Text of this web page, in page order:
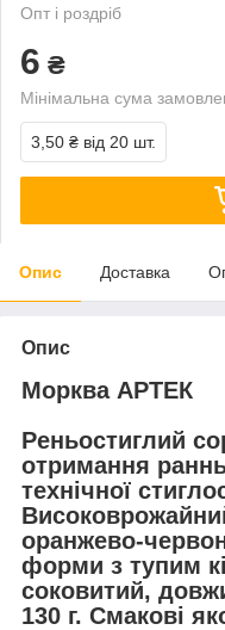
Опт і роздріб
6 ₴
Мінімальна сума
3,50 ₴ від 20 шт.
Опис Доставка
Опис
Морква АРТЕК
Реньостиглий
отримання
технічної
оранжево-
форми з тупим
соковитий,
130 г. Смакові